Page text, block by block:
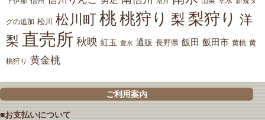
グの追加 松川 松川町 桃桃狩り 梨 梨狩り 洋
梨 直売所 秋映 紅玉 豊水 通販 長野県 飯田 飯田市 黄桃 黄
桃狩り 黄金桃
ご利用案内
■お支払いについて